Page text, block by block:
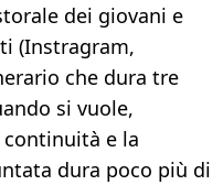
dei giovani e
(Instragram,
che dura tre
si vuole,
continuità e la
dura poco più di